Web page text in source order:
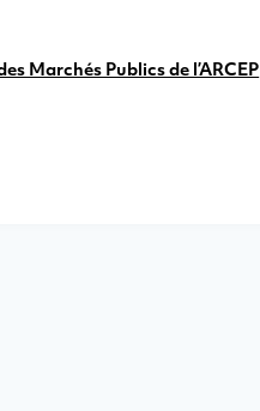
Marchés Publics de l’ARCEP